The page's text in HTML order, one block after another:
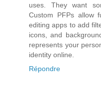
uses. They want
Custom PFPs allow
editing apps to add
icons, and
represents your
identity online.
Répondre